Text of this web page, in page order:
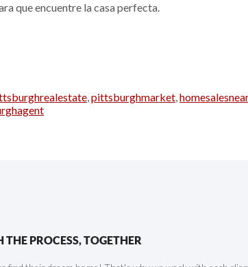
que encuentre la casa perfecta.
,pittsburghmarket,
PROCESS, TOGETHER